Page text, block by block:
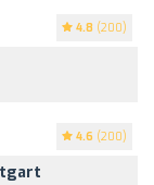
4.8 (200)
4.6 (200)